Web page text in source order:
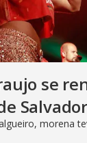
se
morena